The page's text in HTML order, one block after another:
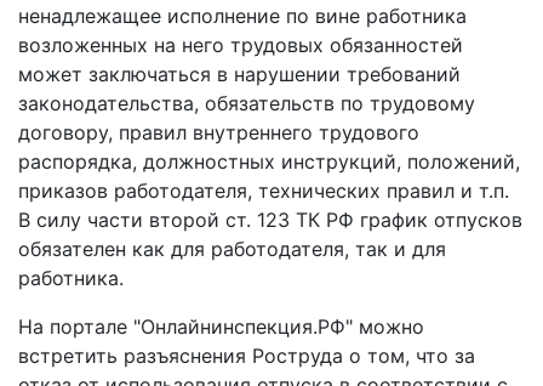
ненадлежащее исполнение по вине работника
возложенных на него трудовых обязанностей
может заключаться в нарушении требований
законодательства, обязательств по трудовому
договору, правил внутреннего трудового
распорядка, должностных инструкций, положений,
приказов работодателя, технических правил и т.п.
В силу части второй ст. 123 ТК РФ график отпусков
обязателен как для работодателя, так и для
работника.
На портале "Онлайнинспекция.РФ" можно
встретить разъяснения Роструда о том, что за